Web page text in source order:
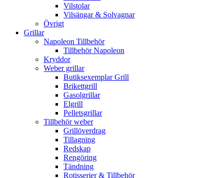
Vilstolar
Vilsängar & Solvagnar
Övrigt
Grillar
Napoleon Tillbehör
Tillbehör Napoleon
Kryddor
Weber grillar
Butiksexemplar Grill
Brikettgrill
Gasolgrillar
Elgrill
Pelletsgrillar
Tillbehör weber
Grillöverdrag
Tillagning
Redskap
Rengöring
Tändning
Rotisserier & Tillbehör